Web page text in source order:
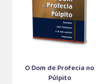
O Dom de Profecia no
Púlpito